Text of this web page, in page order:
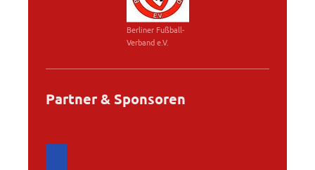
Berliner Fußball-
Verband e.V.
Partner & Sponsoren